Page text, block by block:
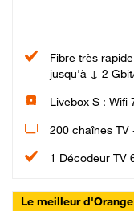
Fibre très
jusqu'à ↓ 2
Livebox S : Wifi
200 chaînes TV
1 Décodeur TV
Le meilleur d'Orange